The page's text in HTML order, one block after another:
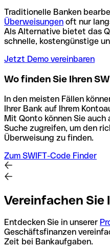
Traditionelle Banken
Überweisungen oft nur
Als Alternative bietet das
schnelle, kostengünstige
Jetzt Demo vereinbaren
Wo finden Sie Ihren
In den meisten Fällen
Ihrer Bank auf Ihrem
Mit Qonto können Sie auch
Suche zugreifen, um den
Überweisung zu finden.
Zum SWIFT-Code Finder
Vereinfachen Sie
Entdecken Sie in unserer
Geschäftsfinanzen
Zeit bei Bankaufgaben.